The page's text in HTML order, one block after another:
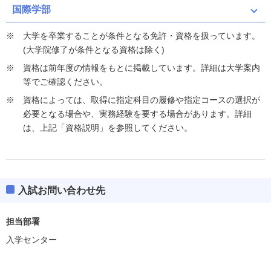
国際学部
大学を卒業することが条件となる免許・資格を扱っています。
(大学院修了が条件となる資格は除く)
資格は前年度の情報をもとに掲載しています。詳細は大学案内
等でご確認ください。
資格によっては、取得に指定科目の履修や指定コースの選択が
必要となる場合や、実務経験を要する場合があります。詳細
は、上記「資格説明」を参照してください。
入試お問い合わせ先
担当部署
入学センター